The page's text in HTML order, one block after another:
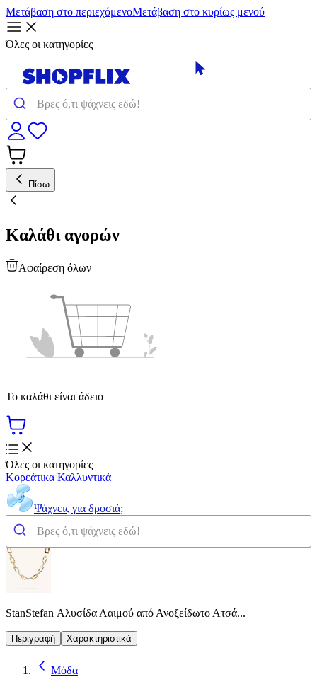
Μετάβαση στο περιεχόμενοΜετάβαση στο κυρίως μενού
Όλες οι κατηγορίες
Πίσω
Καλάθι αγορών
Αφαίρεση όλων
Το καλάθι είναι άδειο
Όλες οι κατηγορίες
Κορεάτικα Καλλυντικά
Ψάχνεις για δροσιά;
StanStefan Αλυσίδα Λαιμού από Ανοξείδωτο Ατσά...
Περιγραφή Χαρακτηριστικά
Μόδα